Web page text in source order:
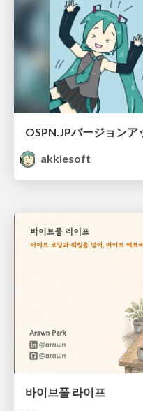
akkiesoft
바이브풀 라이프